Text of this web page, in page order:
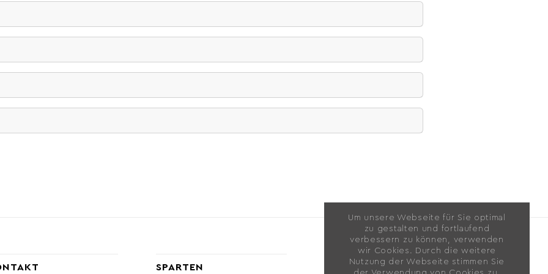
SPARTEN ZUR MUKU
Um unsere Webseite für Sie optimal
zu gestalten und fortlaufend
verbessern zu können, verwenden
wir Cookies. Durch die weitere
Nutzung der Webseite stimmen Sie
der Verwendung von Cookies zu.